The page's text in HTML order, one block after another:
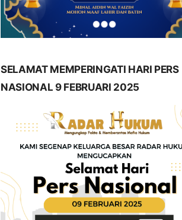
SELAMAT MEMPERINGATI HARI PERS
NASIONAL 9 FEBRUARI 2025